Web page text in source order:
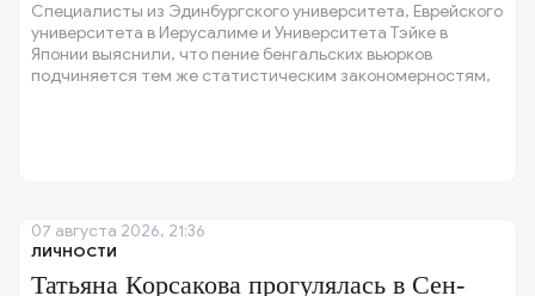
Специалисты из Эдинбургского университета, Еврейского
университета в Иерусалиме и Университета Тэйке в
Японии выяснили, что пение бенгальских вьюрков
подчиняется тем же статистическим закономерностям,
ЛИЧНОСТИ
Татьяна Корсакова прогулялась в Сен-
07 августа 2026, 21:36